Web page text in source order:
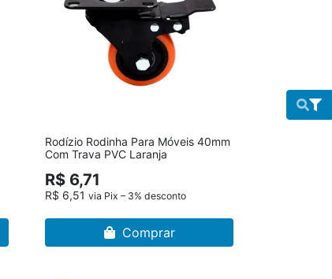
Rodízio Rodinha Para Móveis 40mm
Com Trava PVC Laranja
R$ 6,71
R$ 6,51 via Pix – 3% desconto
Comprar